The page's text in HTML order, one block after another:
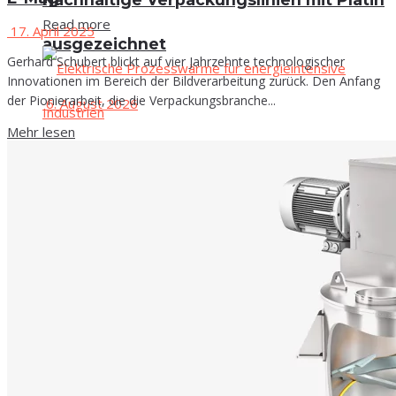
ausgezeichnet
6. August 2026
zum zweiten Mal in Folge die höchste Bewertung Platin
Read more
Nach­hal­ti­ge Ver­pa­ckungs­li­ni­en mit Pla­tin
Im Rahmen des Nachhaltigkeitsratings hat die KHS Group
zum zweiten Mal in Folge die höchste Bewertung Platin
17. April 2025
Gerhard Schubert blickt auf vier Jahrzehnte technologischer
Innovationen im Bereich der Bildverarbeitung zurück. Den Anfang
der Pionierarbeit, die die Verpackungsbranche...
Mehr lesen